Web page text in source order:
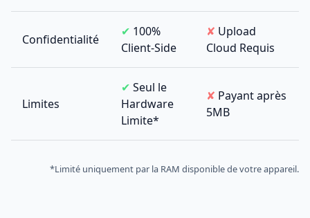
Confidentialité
✔ 100%
Client-Side
✘ Upload
Cloud Requis
Limites
✔ Seul le
Hardware
Limite*
✘ Payant après
5MB
*Limité uniquement par la RAM disponible de votre appareil.